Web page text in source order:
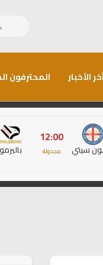
الأخبار المحترفون
سيتي
12:00
مجدولة باليرمو